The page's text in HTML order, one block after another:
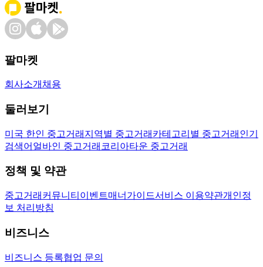
팔마켓
회사소개 채용
둘러보기
미국 한인 중고거래 지역별 중고거래 카테고리별 중고거래 인기
검색어 얼바인 중고거래 코리아타운 중고거래
정책 및 약관
중고거래 커뮤니티 이벤트매너가이드서비스 이용약관개인정
보 처리방침
비즈니스
비즈니스 등록협업 문의